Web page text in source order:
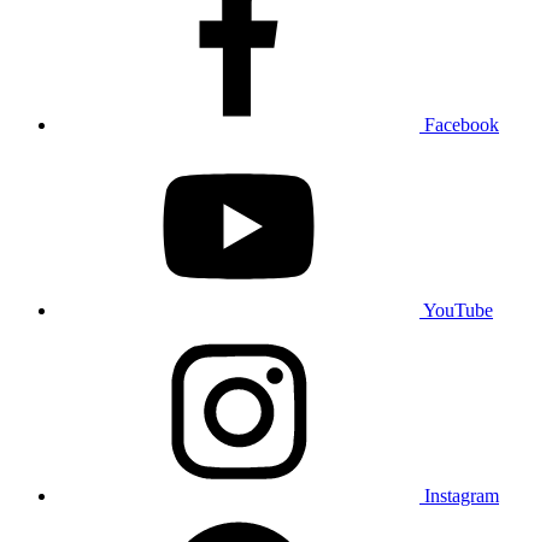
Facebook
YouTube
Instagram